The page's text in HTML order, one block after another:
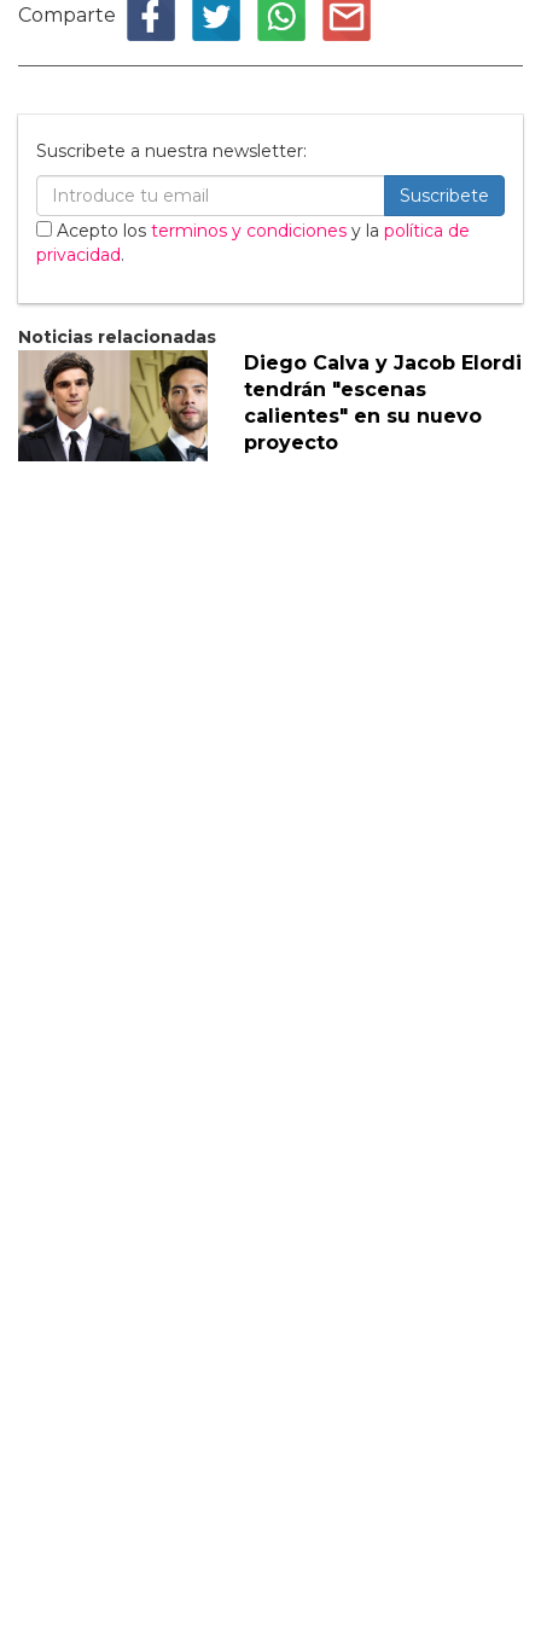
Comparte
Suscribete a nuestra newsletter:
Suscribete
Acepto los terminos y condiciones y la política de
privacidad.
Noticias relacionadas
Diego Calva y Jacob Elordi
tendrán "escenas
calientes" en su nuevo
proyecto